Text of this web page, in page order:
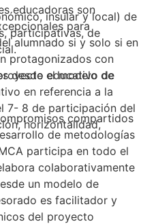
insular y local) de
participativas, de
desde el modelo de
en referencia a la
7- 8 de participación del
horizontalidad,
educadoras son
para
alumnado si y solo si en
protagonizados con
educativo de
compartidos
de metodologías
participa en todo el
colaborativamente
un modelo de
es facilitador y
del proyecto